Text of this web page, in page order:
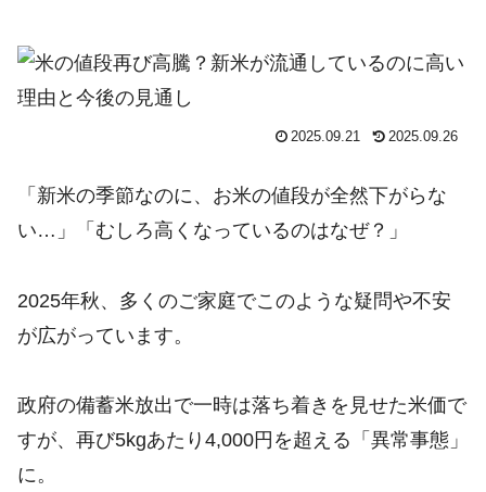
2025.09.21 2025.09.26
「新米の季節なのに、お米の値段が全然下がらな
い…」「むしろ高くなっているのはなぜ？」
2025年秋、多くのご家庭でこのような疑問や不安
が広がっています。
政府の備蓄米放出で一時は落ち着きを見せた米価で
すが、再び5kgあたり4,000円を超える「異常事態」
に。